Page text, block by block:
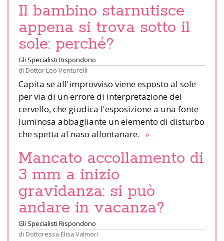
Il bambino starnutisce
appena si trova sotto il
sole: perché?
Gli Specialisti Rispondono
di Dottor Leo Venturelli
Capita se all'improvviso viene esposto al sole
per via di un errore di interpretazione del
cervello, che giudica l'esposizione a una fonte
luminosa abbagliante un elemento di disturbo
che spetta al naso allontanare. »
Mancato accollamento di
3 mm a inizio
gravidanza: si può
andare in vacanza?
Gli Specialisti Rispondono
di Dottoressa Elisa Valmori